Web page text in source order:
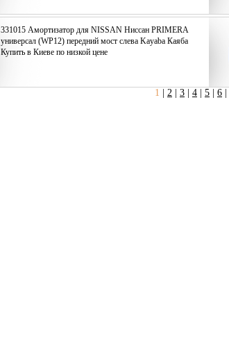
331015 Амортизатор для NISSAN Ниссан PRIMERA
универсал (WP12) передний мост слева Kayaba Каяба
Купить в Киеве по низкой цене
1 2 3 4 5 6